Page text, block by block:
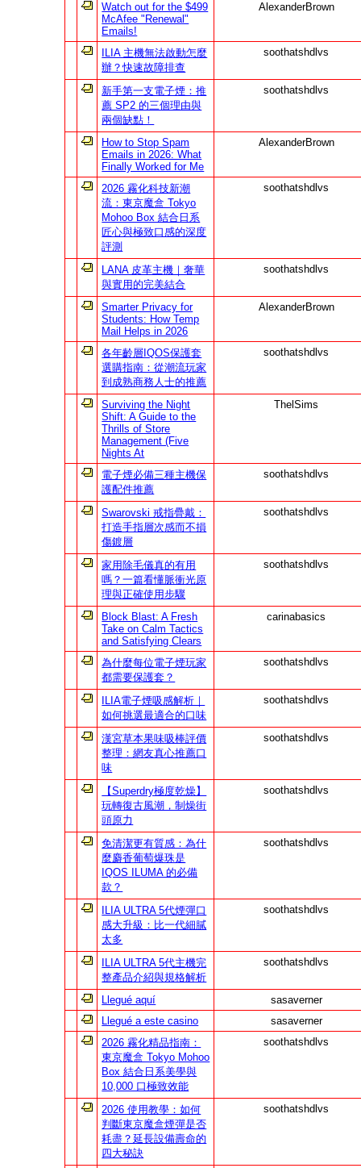
Watch out for the $499
McAfee "Renewal"
Emails!
AlexanderBrown
ILIA 主機無法啟動怎麼
辦？快速故障排查
soothatshdlvs
新手第一支電子煙：推
薦 SP2 的三個理由與
兩個缺點！
soothatshdlvs
How to Stop Spam
Emails in 2026: What
Finally Worked for Me
AlexanderBrown
2026 霧化科技新潮
流：東京魔盒 Tokyo
Mohoo Box 結合日系
匠心與極致口感的深度
評測
soothatshdlvs
LANA 皮革主機｜奢華
與實用的完美結合
soothatshdlvs
Smarter Privacy for
Students: How Temp
Mail Helps in 2026
AlexanderBrown
各年齡層IQOS保護套
選購指南：從潮流玩家
到成熟商務人士的推薦
soothatshdlvs
Surviving the Night
Shift: A Guide to the
Thrills of Store
Management (Five
Nights At
ThelSims
電子煙必備三種主機保
護配件推薦
soothatshdlvs
Swarovski 戒指疊戴：
打造手指層次感而不損
傷鍍層
soothatshdlvs
家用除毛儀真的有用
嗎？一篇看懂脈衝光原
理與正確使用步驟
soothatshdlvs
Block Blast: A Fresh
Take on Calm Tactics
and Satisfying Clears
carinabasics
為什麼每位電子煙玩家
都需要保護套？
soothatshdlvs
ILIA電子煙吸感解析｜
如何挑選最適合的口味
soothatshdlvs
漢宮草本果味吸棒評價
整理：網友真心推薦口
味
soothatshdlvs
【Superdry極度乾燥】
玩轉復古風潮，制燥街
頭原力
soothatshdlvs
免清潔更有質感：為什
麼麝香葡萄爆珠是
IQOS ILUMA 的必備
款？
soothatshdlvs
ILIA ULTRA 5代煙彈口
感大升級：比一代細膩
太多
soothatshdlvs
ILIA ULTRA 5代主機完
整產品介紹與規格解析
soothatshdlvs
Llegué aquí
sasaverner
Llegué a este casino
sasaverner
2026 霧化精品指南：
東京魔盒 Tokyo Mohoo
Box 結合日系美學與
10,000 口極致效能
soothatshdlvs
2026 使用教學：如何
判斷東京魔盒煙彈是否
耗盡？延長設備壽命的
四大秘訣
soothatshdlvs